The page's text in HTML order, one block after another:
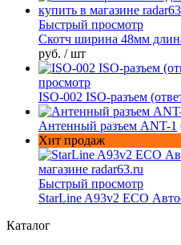
Быстрый просмотр
Скотч ширина 48мм
руб. / шт
просмотр
ISO-002 ISO-разъем
Антенный разъем ANT-1
Хит продаж
Быстрый просмотр
StarLine A93v2 ECO
Каталог